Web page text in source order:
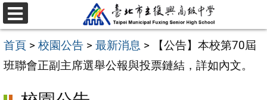
跳
至
主
要
選
單
首頁 > 校園公告 > 最新消息 >
【公告】本校第70屆
班聯會正副主席選舉公報與投票鏈結，詳如內文。